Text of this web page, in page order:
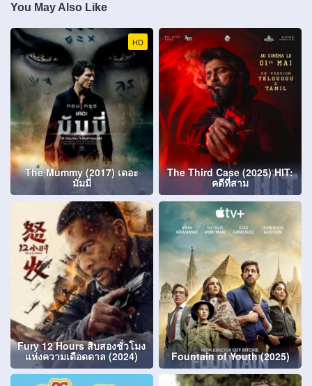
You May Also Like
HD
The Mummy (2017) เดอะ
มัมมี่
The Third Case (2025) HIT:
คดีที่สาม
Fury 12 Hours สิบสองชั่วโมง
แห่งความเดือดดาล (2024) Fountain of Youth (2025)